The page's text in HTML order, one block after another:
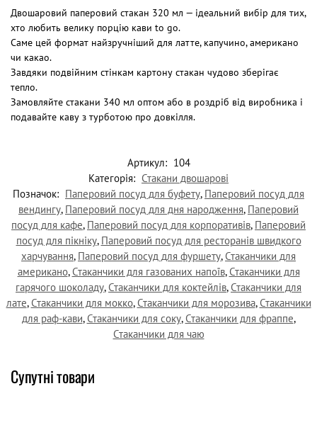
Двошаровий паперовий стакан 320 мл — ідеальний вибір для тих,
хто любить велику порцію кави to go.
Саме цей формат найзручніший для латте, капучино, американо
чи какао.
Завдяки подвійним стінкам картону стакан чудово зберігає
тепло.
Замовляйте стакани 340 мл оптом або в роздріб від виробника і
подавайте каву з турботою про довкілля.
Артикул: 104
Категорія: Стакани двошарові
Позначок: Паперовий посуд для буфету, Паперовий посуд для
вендингу, Паперовий посуд для дня народження, Паперовий
посуд для кафе, Паперовий посуд для корпоративів, Паперовий
посуд для пікніку, Паперовий посуд для ресторанів швидкого
харчування, Паперовий посуд для фуршету,Стаканчики для
американо,Стаканчики для газованих напоїв,Стаканчики для
гарячого шоколаду,Стаканчики для коктейлів,Стаканчики для
лате,Стаканчики для мокко,Стаканчики для морозива,Стаканчики
для раф-кави,Стаканчики для соку,Стаканчики для фраппе,
Стаканчики для чаю
Супутні товари